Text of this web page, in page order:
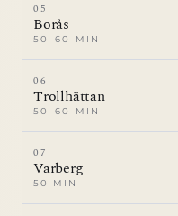
05
Borås
50–60 MIN
06
Trollhättan
50–60 MIN
07
Varberg
50 MIN